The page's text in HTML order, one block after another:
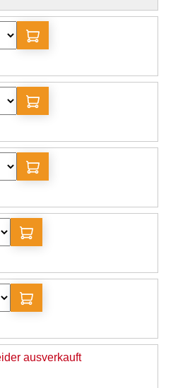
ausverkauft